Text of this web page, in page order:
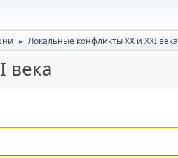
► Локальные конфликты XX и XXI века
века